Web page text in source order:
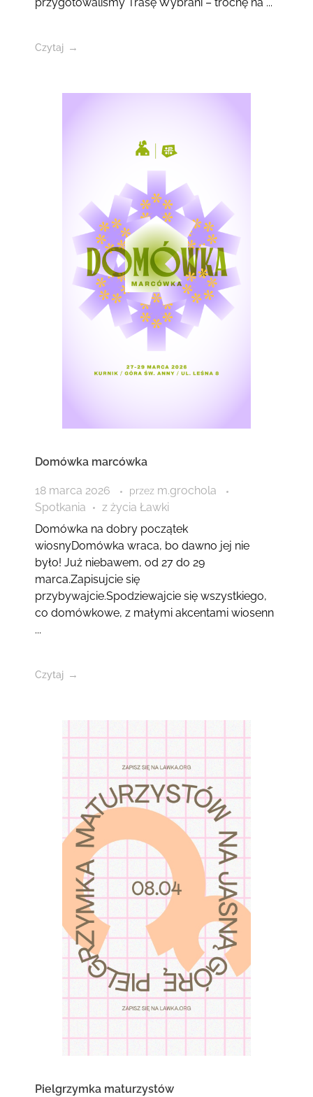
Czytaj
Domówka marcówka
18 marca 2026 przez m.grochola
Spotkania
z życia Ławki
Domówka na dobry początek
wiosnyDomówka wraca, bo dawno jej nie
było! Już niebawem, od 27 do 29
marca.Zapisujcie się
przybywajcie.Spodziewajcie się wszystkiego,
co domówkowe, z małymi akcentami wiosenn
...
Czytaj
Pielgrzymka maturzystów